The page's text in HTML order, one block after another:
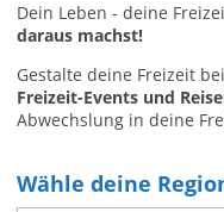
Dein Leben - deine
daraus machst!
Gestalte deine Freizeit
Freizeit-Events und
Abwechslung in deine
Wähle deine